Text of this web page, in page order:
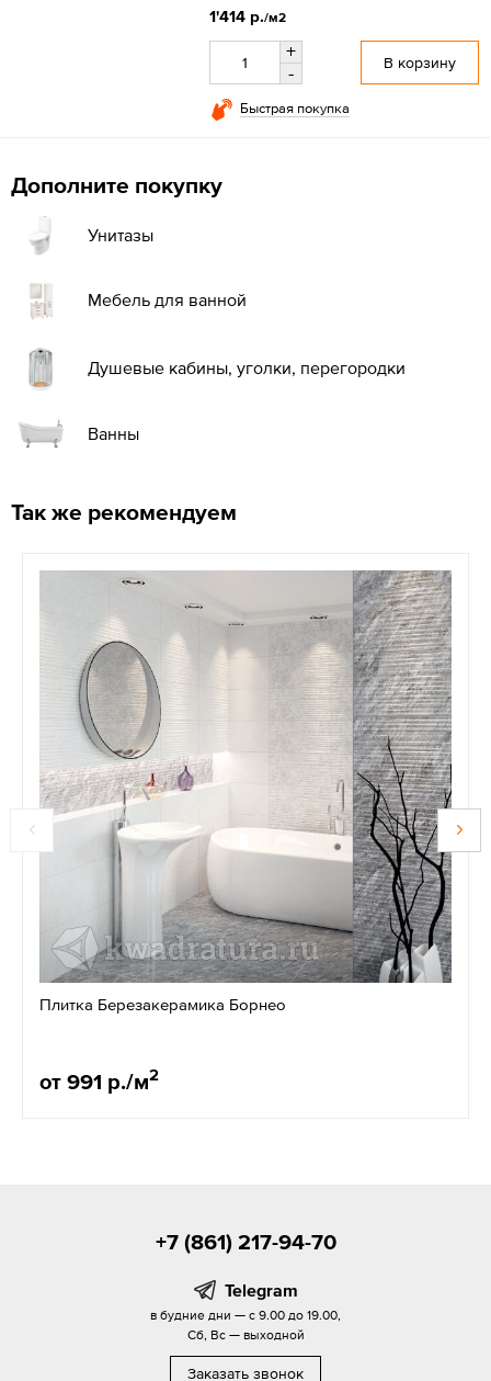
1'414 р./м2
+
-
В корзину
Быстрая покупка
Дополните покупку
Унитазы
Мебель для ванной
Душевые кабины, уголки, перегородки
Ванны
Так же рекомендуем
Плитка Березакерамика Борнео
от 991 р./м2
+7 (861) 217-94-70
Telegram
в будние дни — с 9.00 до 19.00,
Сб, Вс — выходной
Заказать звонок